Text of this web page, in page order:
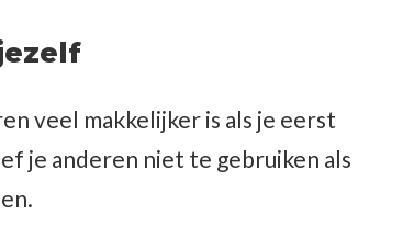
veel makkelijker is als je eerst
je anderen niet te gebruiken als